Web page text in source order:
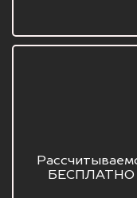
БЕСПЛАТНО